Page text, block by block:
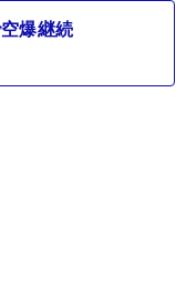
爆継続